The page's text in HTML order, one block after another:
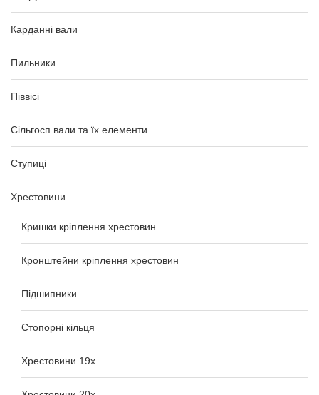
Карданні вали
Пильники
Піввісі
Сільгосп вали та їх елементи
Ступиці
Хрестовини
Кришки кріплення хрестовин
Кронштейни кріплення хрестовин
Підшипники
Стопорні кільця
Хрестовини 19x...